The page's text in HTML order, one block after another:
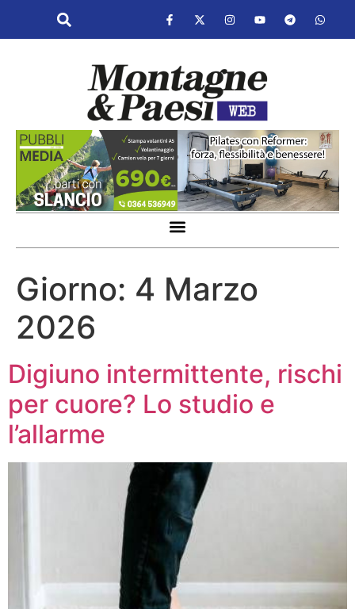
Giorno: 4 Marzo
2026
Digiuno intermittente, rischi
per cuore? Lo studio e
l’allarme